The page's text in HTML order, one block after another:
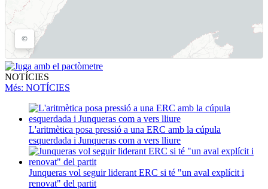
NOTÍCIES
Més: NOTÍCIES
L'aritmètica posa pressió a una ERC amb la cúpula
esquerdada i Junqueras com a vers lliure
Junqueras vol seguir liderant ERC si té "un aval explícit i
renovat" del partit